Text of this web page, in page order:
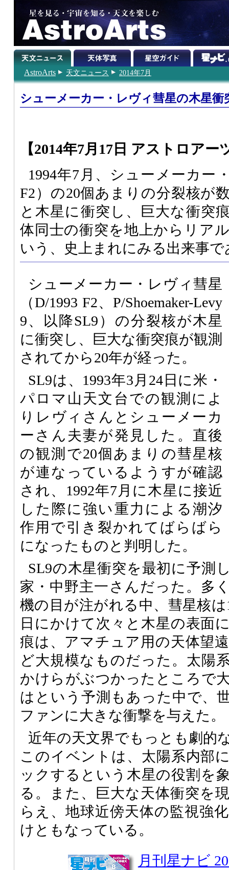
AstroArts 天文ニュース 2014年7月
シューメーカー・レヴィ彗星の木星衝
【2014年7月17日 アストロアー
1994年7月、シューメーカー
F2）の20個あまりの分裂核が
と木星に衝突し、巨大な衝突
体同士の衝突を地上からリア
いう、史上まれにみる出来事
シューメーカー・レヴィ彗星
（D/1993 F2、P/Shoemaker-Levy
9、以降SL9）の分裂核が木星
に衝突し、巨大な衝突痕が観測
されてから20年が経った。
SL9は、1993年3月24日に米・
パロマ山天文台での観測によ
りレヴィさんとシューメーカ
ーさん夫妻が発見した。直後
の観測で20個あまりの彗星核
が連なっているようすが確認
され、1992年7月に木星に接近
した際に強い重力による潮汐
作用で引き裂かれてばらばら
になったものと判明した。
SL9の木星衝突を最初に予測
家・中野主一さんだった。多
機の目が注がれる中、彗星核は
日にかけて次々と木星の表面
痕は、アマチュア用の天体望
ど大規模なものだった。太陽
かけらがぶつかったところで
はという予測もあった中で、
ファンに大きな衝撃を与えた。
近年の天文界でもっとも劇的
このイベントは、太陽系内部
ックするという木星の役割を
る。また、巨大な天体衝突を
らえ、地球近傍天体の監視強
けともなっている。
月刊星ナビ